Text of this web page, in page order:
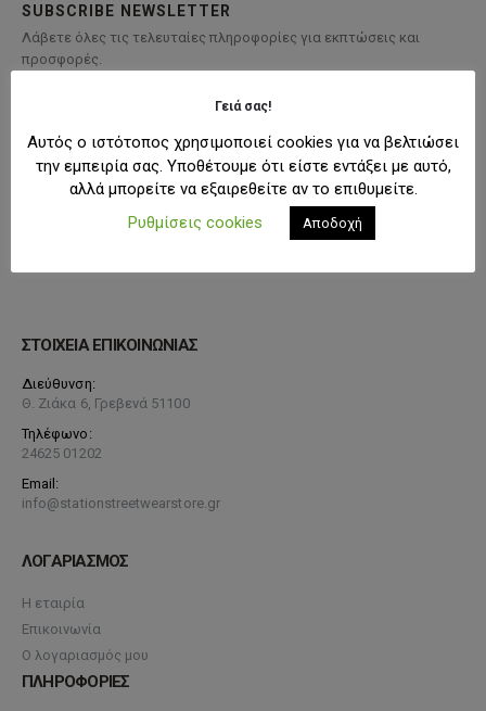
SUBSCRIBE NEWSLETTER
Λάβετε όλες τις τελευταίες πληροφορίες για εκπτώσεις και
προσφορές.
ΣΤΟΙΧΕΙΑ ΕΠΙΚΟΙΝΩΝΙΑΣ
Διεύθυνση:
Θ. Ζιάκα 6, Γρεβενά 51100
Τηλέφωνο:
24625 01202
Email:
info@stationstreetwearstore.gr
ΛΟΓΑΡΙΑΣΜΟΣ
Η εταιρία
Επικοινωνία
Ο λογαριασμός μου
ΠΛΗΡΟΦΟΡΙΕΣ
Γειά σας!
Αυτός ο ιστότοπος χρησιμοποιεί cookies για να βελτιώσει
την εμπειρία σας. Υποθέτουμε ότι είστε εντάξει με αυτό,
αλλά μπορείτε να εξαιρεθείτε αν το επιθυμείτε.
Ρυθμίσεις cookies
Αποδοχή